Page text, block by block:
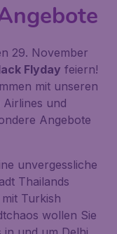
29. November
Flyday feiern!
mit unseren
und
Angebote
unvergessliche
Thailands
Turkish
wollen Sie